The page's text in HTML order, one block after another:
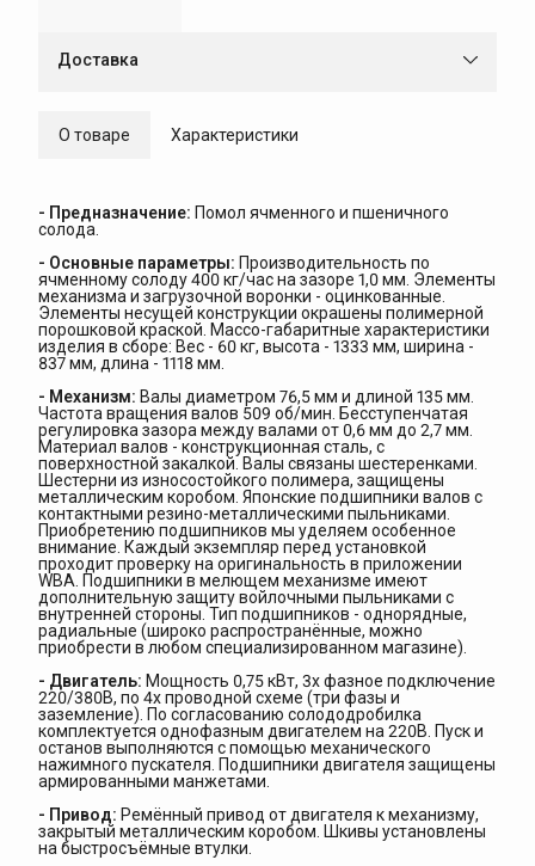
Доставка
О товаре Характеристики
- Предназначение: Помол ячменного и пшеничного
солода.
- Основные параметры: Производительность по
ячменному солоду 400 кг/час на зазоре 1,0 мм. Элементы
механизма и загрузочной воронки - оцинкованные.
Элементы несущей конструкции окрашены полимерной
порошковой краской. Массо-габаритные характеристики
изделия в сборе: Вес - 60 кг, высота - 1333 мм, ширина -
837 мм, длина - 1118 мм.
- Механизм: Валы диаметром 76,5 мм и длиной 135 мм.
Частота вращения валов 509 об/мин. Бесступенчатая
регулировка зазора между валами от 0,6 мм до 2,7 мм.
Материал валов - конструкционная сталь, с
поверхностной закалкой. Валы связаны шестеренками.
Шестерни из износостойкого полимера, защищены
металлическим коробом. Японские подшипники валов с
контактными резино-металлическими пыльниками.
Приобретению подшипников мы уделяем особенное
внимание. Каждый экземпляр перед установкой
проходит проверку на оригинальность в приложении
WBA. Подшипники в мелющем механизме имеют
дополнительную защиту войлочными пыльниками с
внутренней стороны. Тип подшипников - однорядные,
радиальные (широко распространённые, можно
приобрести в любом специализированном магазине).
- Двигатель: Мощность 0,75 кВт, 3х фазное подключение
220/380В, по 4х проводной схеме (три фазы и
заземление). По согласованию солододробилка
комплектуется однофазным двигателем на 220В. Пуск и
останов выполняются с помощью механического
нажимного пускателя. Подшипники двигателя защищены
армированными манжетами.
- Привод: Ремённый привод от двигателя к механизму,
закрытый металлическим коробом. Шкивы установлены
на быстросъёмные втулки.